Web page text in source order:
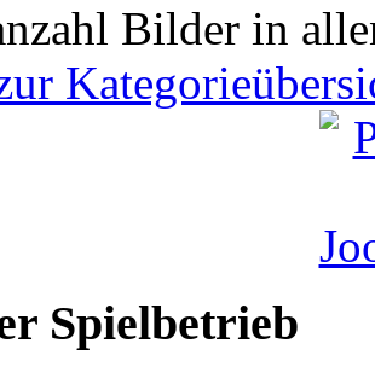
Bilder in
Spielbetrieb